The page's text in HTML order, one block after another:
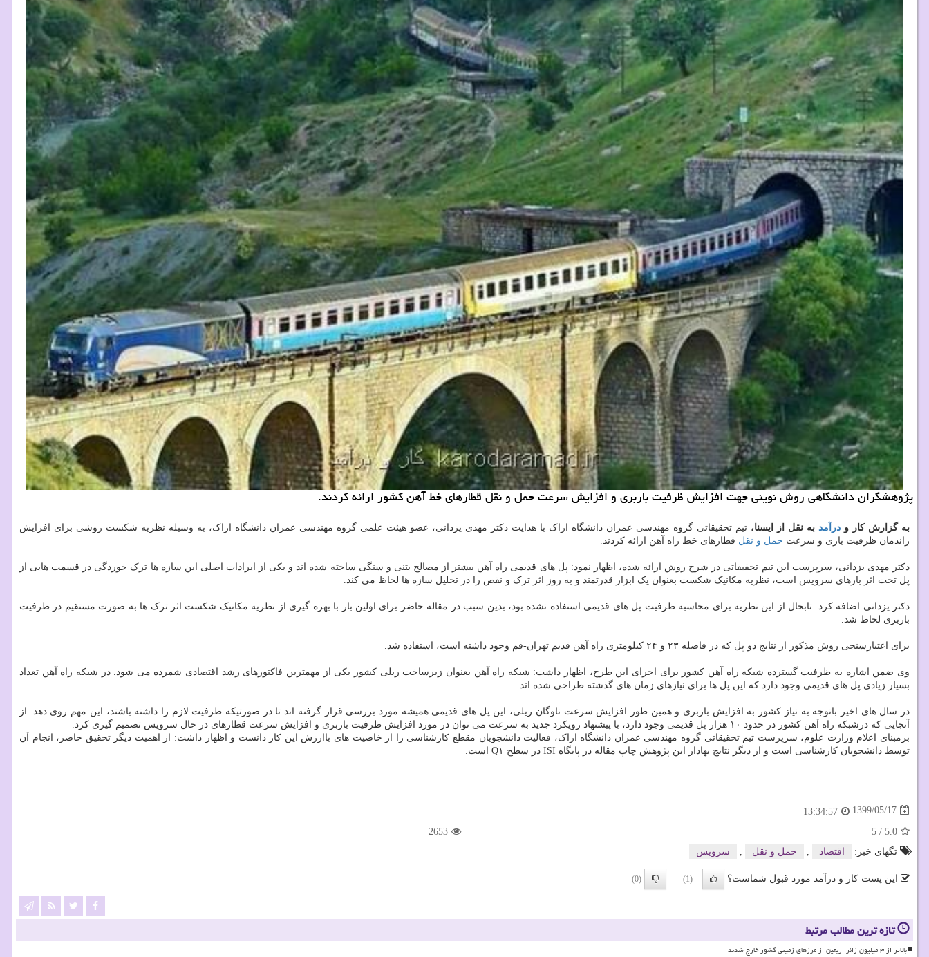
پژوهشگران دانشگاهی روش نوینی جهت افزایش ظرفیت باربری و افزایش سرعت حمل و نقل قطارهای خط آهن كشور ارائه كردند.
به گزارش کار و درآمد به نقل از ایسنا، تیم تحقیقاتی گروه مهندسی عمران دانشگاه اراک با هدایت دکتر مهدی یزدانی، عضو هیئت علمی گروه مهندسی عمران دانشگاه اراک، به وسیله نظریه شکست روشی برای افزایش
راندمان ظرفیت باری و سرعت حمل و نقل قطارهای خط راه آهن ارائه کردند.
دکتر مهدی یزدانی، سرپرست این تیم تحقیقاتی در شرح روش ارائه شده، اظهار نمود: پل های قدیمی راه آهن بیشتر از مصالح بتنی و سنگی ساخته شده اند و یکی از ایرادات اصلی این سازه ها ترک خوردگی در قسمت هایی از
پل تحت اثر بارهای سرویس است، نظریه مکانیک شکست بعنوان یک ابزار قدرتمند و به روز اثر ترک و نقص را در تحلیل سازه ها لحاظ می کند.
دکتر یزدانی اضافه کرد: تابحال از این نظریه برای محاسبه ظرفیت پل های قدیمی استفاده نشده بود، بدین سبب در مقاله حاضر برای اولین بار با بهره گیری از نظریه مکانیک شکست اثر ترک ها به صورت مستقیم در ظرفیت
باربری لحاظ شد.
برای اعتبارسنجی روش مذکور از نتایج دو پل که در فاصله ۲۳ و ۲۴ کیلومتری راه آهن قدیم تهران-قم وجود داشته است، استفاده شد.
وی ضمن اشاره به ظرفیت گسترده شبکه راه آهن کشور برای اجرای این طرح، اظهار داشت: شبکه راه آهن بعنوان زیرساخت ریلی کشور یکی از مهمترین فاکتورهای رشد اقتصادی شمرده می شود. در شبکه راه آهن تعداد
بسیار زیادی پل های قدیمی وجود دارد که این پل ها برای نیازهای زمان های گذشته طراحی شده اند.
در سال های اخیر باتوجه به نیاز کشور به افزایش باربری و همین طور افزایش سرعت ناوگان ریلی، این پل های قدیمی همیشه مورد بررسی قرار گرفته اند تا در صورتیکه ظرفیت لازم را داشته باشند، این مهم روی دهد. از
آنجایی که درشبکه راه آهن کشور در حدود ۱۰ هزار پل قدیمی وجود دارد، با پیشنهاد رویکرد جدید به سرعت می توان در مورد افزایش ظرفیت باربری و افزایش سرعت قطارهای در حال سرویس تصمیم گیری کرد.
برمبنای اعلام وزارت علوم، سرپرست تیم تحقیقاتی گروه مهندسی عمران دانشگاه اراک، فعالیت دانشجویان مقطع کارشناسی را از خاصیت های باارزش این کار دانست و اظهار داشت: از اهمیت دیگر تحقیق حاضر، انجام آن
توسط دانشجویان کارشناسی است و از دیگر نتایج بهادار این پژوهش چاپ مقاله در پایگاه ISI در سطح Q۱ است.
1399/05/17
13:34:57
5.0
/
5
2653
تگهای خبر:
اقتصاد حمل و نقل سرویس
این پست کار و درآمد مورد قبول شماست؟ (1)
(0)
تازه ترین مطالب مرتبط
بالاتر از ۳ میلیون زائر اربعین از مرزهای زمینی کشور خارج شدند